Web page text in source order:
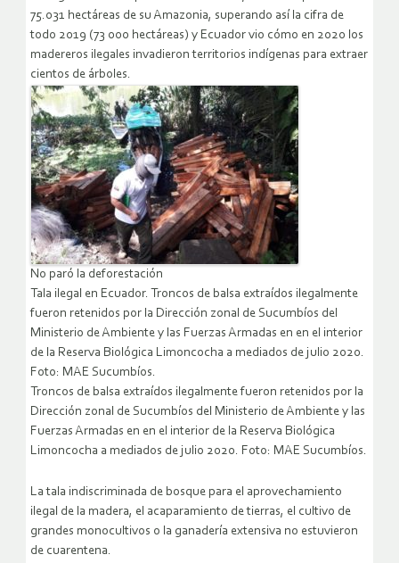
75.031 hectáreas de su Amazonia, superando así la cifra de
todo 2019 (73 000 hectáreas) y Ecuador vio cómo en 2020 los
madereros ilegales invadieron territorios indígenas para extraer
cientos de árboles.
No paró la deforestación
Tala ilegal en Ecuador. Troncos de balsa extraídos ilegalmente
fueron retenidos por la Dirección zonal de Sucumbíos del
Ministerio de Ambiente y las Fuerzas Armadas en en el interior
de la Reserva Biológica Limoncocha a mediados de julio 2020.
Foto: MAE Sucumbíos.
Troncos de balsa extraídos ilegalmente fueron retenidos por la
Dirección zonal de Sucumbíos del Ministerio de Ambiente y las
Fuerzas Armadas en en el interior de la Reserva Biológica
Limoncocha a mediados de julio 2020. Foto: MAE Sucumbíos.
La tala indiscriminada de bosque para el aprovechamiento
ilegal de la madera, el acaparamiento de tierras, el cultivo de
grandes monocultivos o la ganadería extensiva no estuvieron
de cuarentena.